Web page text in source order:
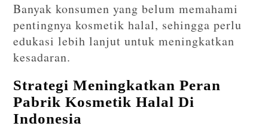
Banyak konsumen yang belum memahami
pentingnya kosmetik halal, sehingga perlu
edukasi lebih lanjut untuk meningkatkan
kesadaran.
Strategi Meningkatkan Peran
Pabrik Kosmetik Halal Di
Indonesia